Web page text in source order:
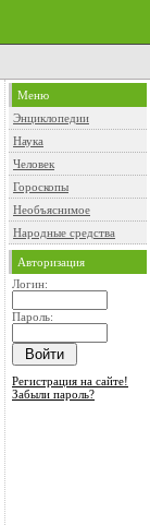
Меню
Энциклопедии
Наука
Человек
Гороскопы
Необъяснимое
Народные средства
Авторизация
Логин:
Пароль:
Регистрация на сайте!
Забыли пароль?